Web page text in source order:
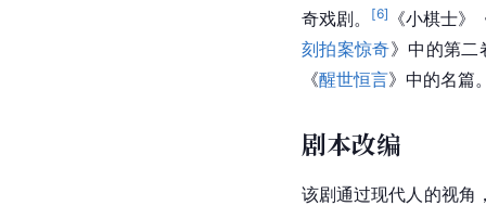
奇戏剧。
[6]
《小棋士》
刻拍案惊奇》中的第二
《醒世恒言》中的名篇
剧本改编
该剧通过现代人的视角